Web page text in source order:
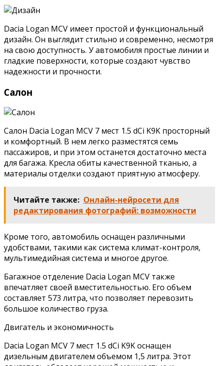
Dacia Logan MCV имеет простой и функциональный
дизайн. Он выглядит стильно и современно, несмотря
на свою доступность. У автомобиля простые линии и
гладкие поверхности, которые создают чувство
надежности и прочности.
Салон
Салон Dacia Logan MCV 7 мест 1.5 dCi K9K просторный
и комфортный. В нем легко разместятся семь
пассажиров, и при этом останется достаточно места
для багажа. Кресла обиты качественной тканью, а
материалы отделки создают приятную атмосферу.
Читайте также: Онлайн-нейросети для
редактирования фотографий: возможности
Кроме того, автомобиль оснащен различными
удобствами, такими как система климат-контроля,
мультимедийная система и многое другое.
Багажное отделение Dacia Logan MCV также
впечатляет своей вместительностью. Его объем
составляет 573 литра, что позволяет перевозить
большое количество груза.
Двигатель и экономичность
Dacia Logan MCV 7 мест 1.5 dCi K9K оснащен
дизельным двигателем объемом 1,5 литра. Этот